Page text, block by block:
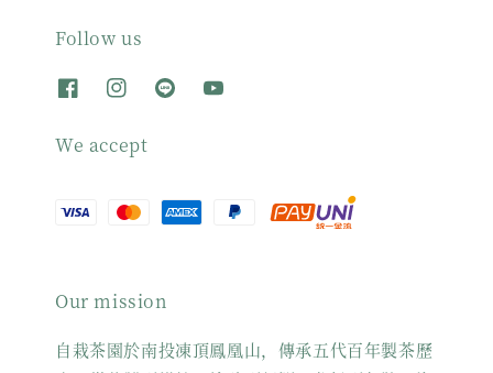
Follow us
We accept
Our mission
自栽茶園於南投凍頂鳳凰山，傳承五代百年製茶歷